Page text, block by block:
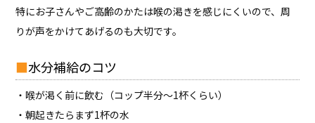
特にお子さんやご高齢のかたは喉の渇きを感じにくいので、周
りが声をかけてあげるのも大切です。
水分補給のコツ
・喉が渇く前に飲む（コップ半分～1杯くらい）
・朝起きたらまず1杯の水